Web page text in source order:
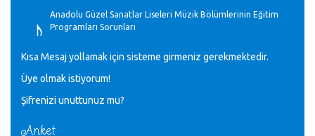
♪
Anadolu Güzel Sanatlar Liseleri Müzik Bölümlerinin Eğitim
Programları Sorunları
♪
GEÇMİŞ OLSUN TÜRKİYE!
Mavi Nota - 07.02.2023
Kısa Mesaj yollamak için sisteme girmeniz gerekmektedir.
Üye olmak istiyorum!
Şifrenizi unuttunuz mu?
Anket